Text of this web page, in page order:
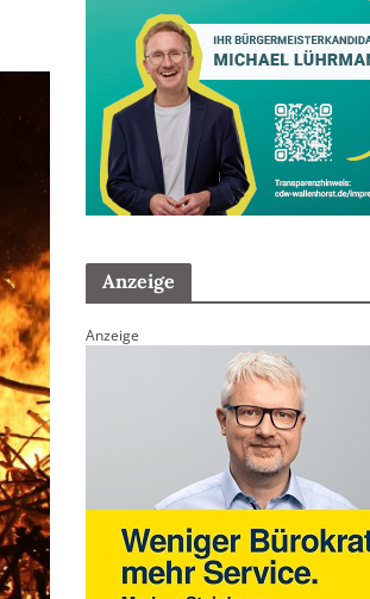
Anzeige
Anzeige